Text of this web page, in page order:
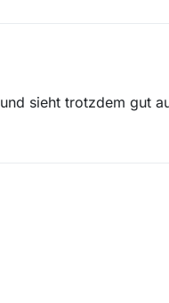
sieht trotzdem gut